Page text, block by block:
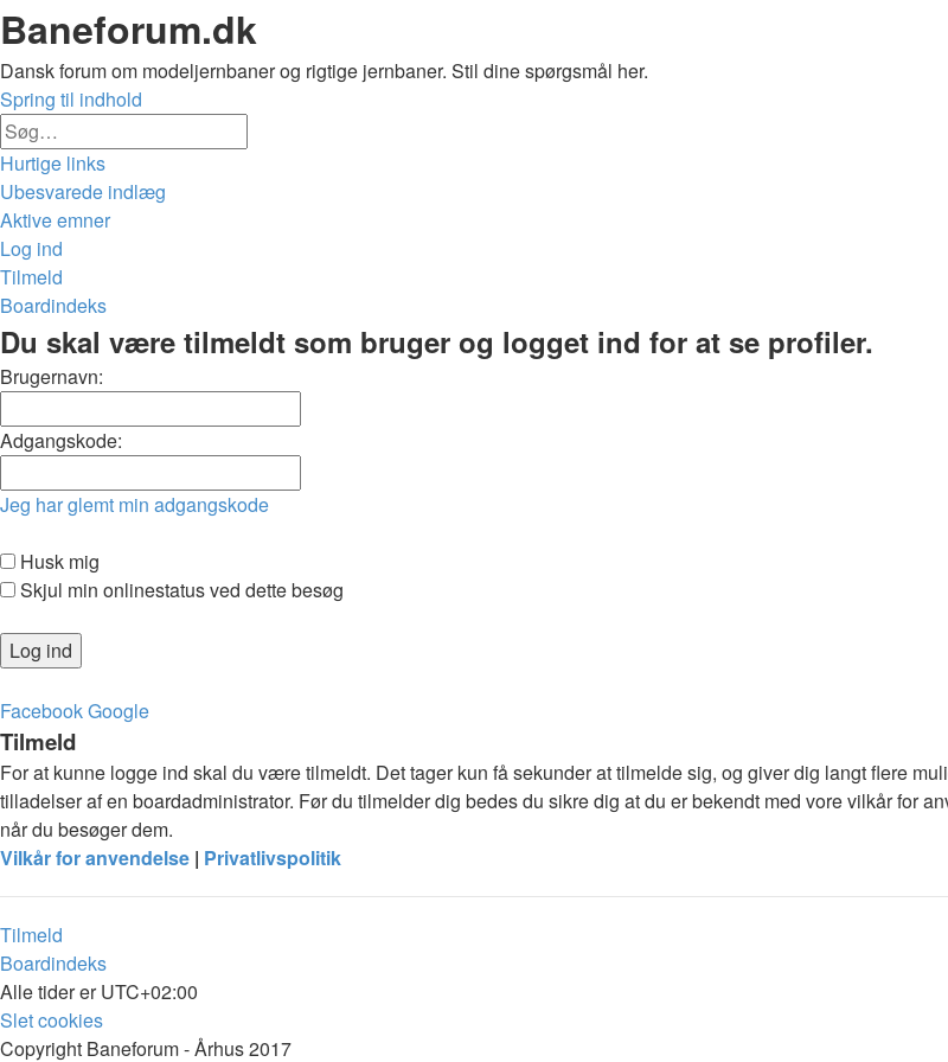
Baneforum.dk
Dansk forum om modeljernbaner og rigtige jernbaner. Stil dine spørgsmål her.
Spring til indhold
Hurtige links
Ubesvarede indlæg
Aktive emner
Log ind
Tilmeld
Boardindeks
Søg
Du skal være tilmeldt som bruger og logget ind for at se profiler.
Brugernavn:
Adgangskode:
Jeg har glemt min adgangskode
Husk mig
Skjul min onlinestatus ved dette besøg
FacebookGoogle
Tilmeld
For at kunne logge ind skal du være tilmeldt. Det tager kun få sekunder at tilmelde sig, og giver dig langt flere
tilladelser af en boardadministrator. Før du tilmelder dig bedes du sikre dig at du er bekendt med vore vilkår for
når du besøger dem.
Vilkår for anvendelse | Privatlivspolitik
Tilmeld
Boardindeks
Alle tider erUTC+02:00
Slet cookies
Copyright Baneforum - Århus 2017